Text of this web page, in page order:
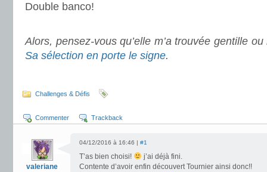
Double banco!
Alors, pensez-vous qu’elle m’a trouvée gentille
Sa sélection en porte le signe.
Challenges & Défis
Commenter Trackback
valeriane
04/12/2016 à 16:46 | #1
T’as bien choisi!
j’ai déjà fini.
Contente d’avoir enfin découvert Tournier ainsi donc!!